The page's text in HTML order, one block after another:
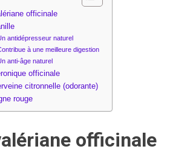
officinale
antidépresseur naturel
à une meilleure digestion
anti-âge naturel
officinale
citronnelle (odorante)
rouge
officinale